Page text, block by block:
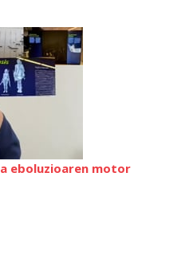
eboluzioaren motor